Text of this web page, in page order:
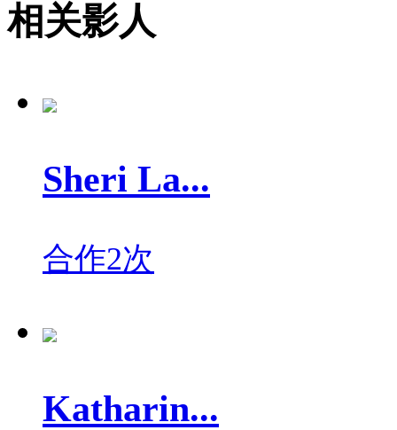
相关影人
Sheri La...
合作2次
Katharin...